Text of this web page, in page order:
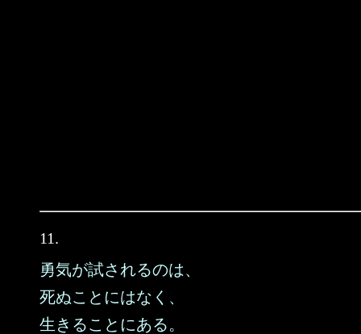
11.
勇気が試されるのは、
死ぬことにはなく、
生きることにある。